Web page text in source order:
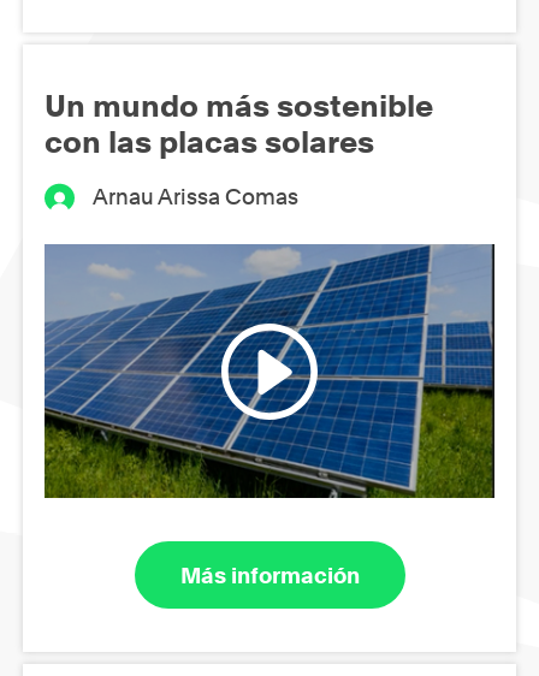
Un mundo más sostenible
con las placas solares
Arnau Arissa Comas
Más información